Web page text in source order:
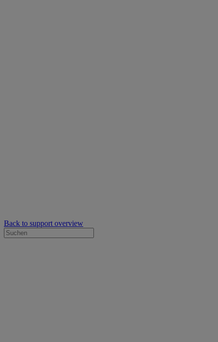
Back to support overview